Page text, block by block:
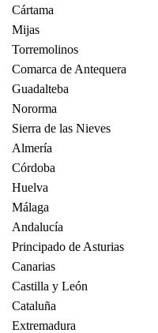
Cártama
Mijas
Torremolinos
Comarca de Antequera
Guadalteba
Nororma
Sierra de las Nieves
Almería
Córdoba
Huelva
Málaga
Andalucía
Principado de Asturias
Canarias
Castilla y León
Cataluña
Extremadura